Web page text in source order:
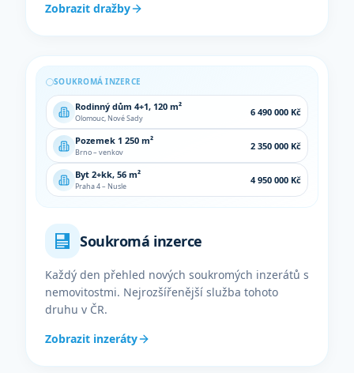
Zobrazit dražby
SOUKROMÁ INZERCE
Rodinný dům 4+1, 120 m²
Olomouc, Nové Sady
6 490 000 Kč
Pozemek 1 250 m²
Brno – venkov
2 350 000 Kč
Byt 2+kk, 56 m²
Praha 4 – Nusle
4 950 000 Kč
Soukromá inzerce
Každý den přehled nových soukromých inzerátů s
nemovitostmi. Nejrozšířenější služba tohoto
druhu v ČR.
Zobrazit inzeráty